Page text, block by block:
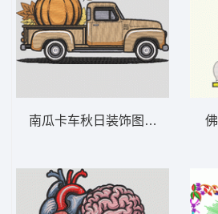
南瓜卡车秋日装饰图 复古南瓜卡